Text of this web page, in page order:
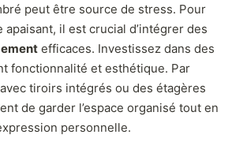
peut être source de stress. Pour
il est crucial d’intégrer des
efficaces. Investissez dans des
fonctionnalité et esthétique. Par
tiroirs intégrés ou des étagères
de garder l’espace organisé tout en
personnelle.